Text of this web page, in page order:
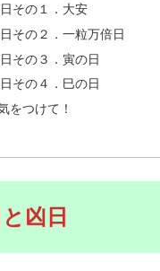
その１．大安
その２．一粒万倍日
その３．寅の日
その４．巳の日
気をつけて！
凶日